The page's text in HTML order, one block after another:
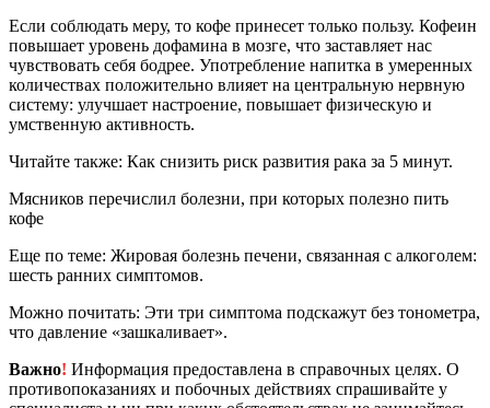
Если соблюдать меру, то кофе принесет только пользу. Кофеин
повышает уровень дофамина в мозге, что заставляет нас
чувствовать себя бодрее. Употребление напитка в умеренных
количествах положительно влияет на центральную нервную
систему: улучшает настроение, повышает физическую и
умственную активность.
Читайте также: Как снизить риск развития рака за 5 минут.
Мясников перечислил болезни, при которых полезно пить
кофе
Еще по теме: Жировая болезнь печени, связанная с алкоголем:
шесть ранних симптомов.
Можно почитать: Эти три симптома подскажут без тонометра,
что давление «зашкаливает».
Важно! Информация предоставлена в справочных целях. О
противопоказаниях и побочных действиях спрашивайте у